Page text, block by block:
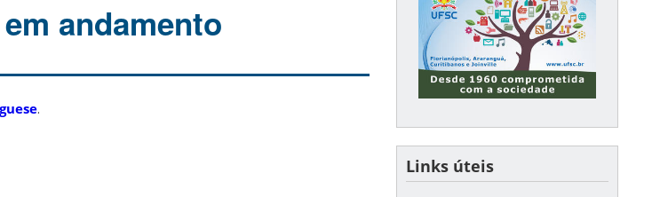
andamento
.
Links úteis